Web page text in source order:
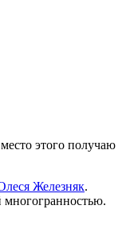
этого получаю
Железняк.
многогранностью.